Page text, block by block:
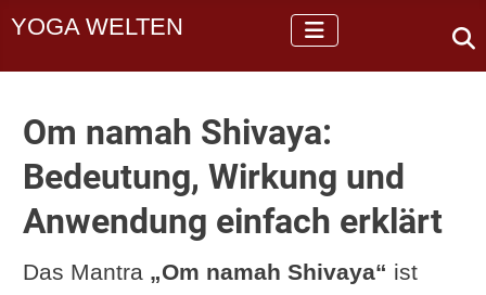
YOGA WELTEN
Om namah Shivaya:
Bedeutung, Wirkung und
Anwendung einfach erklärt
Das Mantra „Om namah Shivaya“ ist